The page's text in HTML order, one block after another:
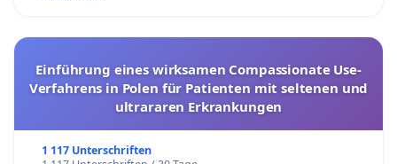
Einführung eines wirksamen Compassionate Use-
Verfahrens in Polen für Patienten mit seltenen und
ultrararen Erkrankungen
1 117 Unterschriften